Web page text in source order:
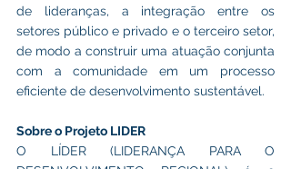
de lideranças, a integração entre os
setores público e privado e o terceiro setor,
de modo a construir uma atuação conjunta
com a comunidade em um processo
eficiente de desenvolvimento sustentável.
Sobre o Projeto LIDER
O LÍDER (LIDERANÇA PARA O